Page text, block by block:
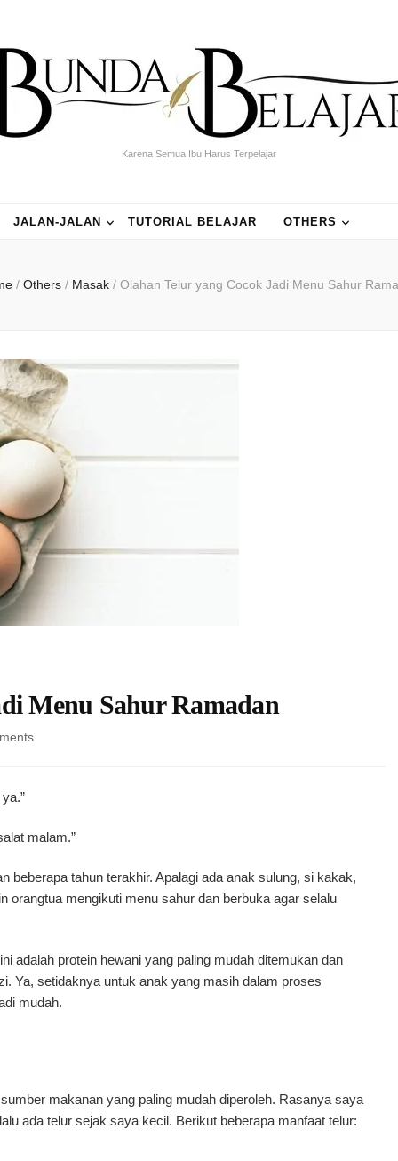
Karena Semua Ibu Harus Terpelajar
JALAN-JALAN TUTORIAL BELAJAR OTHERS
/ Others / Masak / Olahan Telur yang Cocok Jadi Menu Sahur
Menu Sahur Ramadan
on
Jadi
Ramadan
malam.”
beberapa tahun terakhir. Apalagi ada anak sulung, si kakak,
orangtua mengikuti menu sahur dan berbuka agar selalu
adalah protein hewani yang paling mudah ditemukan dan
Ya, setidaknya untuk anak yang masih dalam proses
mudah.
makanan yang paling mudah diperoleh. Rasanya saya
ada telur sejak saya kecil. Berikut beberapa manfaat telur: